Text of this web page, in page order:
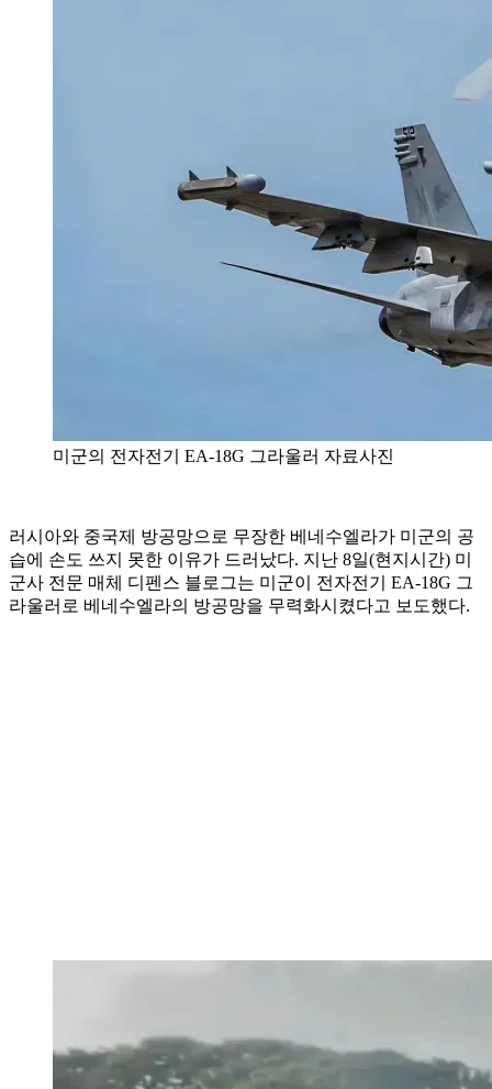
미군의 전자전기 EA-18G 그라울러 자료사진
러시아와 중국제 방공망으로 무장한 베네수엘라가 미군의 공
습에 손도 쓰지 못한 이유가 드러났다. 지난 8일(현지시간) 미
군사 전문 매체 디펜스 블로그는 미군이 전자전기 EA-18G 그
라울러로 베네수엘라의 방공망을 무력화시켰다고 보도했다.